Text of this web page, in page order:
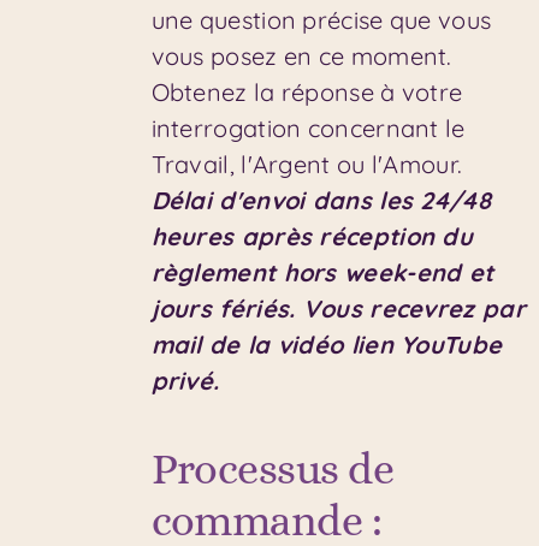
une question précise que vous
vous posez en ce moment.
Obtenez la réponse à votre
interrogation concernant le
Travail, l'Argent ou l'Amour.
Délai d'envoi dans les 24/48
heures après réception du
règlement hors week-end et
jours fériés. Vous recevrez par
mail de la vidéo lien YouTube
privé.
Processus de
commande :